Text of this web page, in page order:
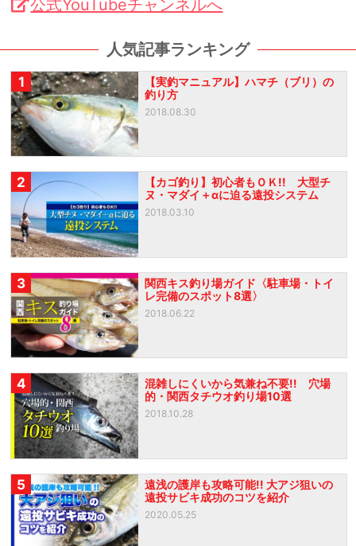
公式YouTubeチャンネルへ
人気記事ランキング
1
【実釣マニュアル】ハマチ（ブリ）の
釣り方
2018.08.30
2
【カゴ釣り】初心者もＯＫ!! 大型チ
ヌ・マダイ＋αに迫る遠投システム
2018.03.10
3
関西キス釣り場ガイド〈駐車場・トイ
レ完備のスポット8選〉
2018.06.22
4
混雑しにくいから気兼ね不要!! 穴場
的・関西タチウオ釣り場10選
2018.10.28
5
遠浅の護岸も攻略可能!! 大アジ狙いの
遠投サビキ成功のコツを紹介
2020.05.25